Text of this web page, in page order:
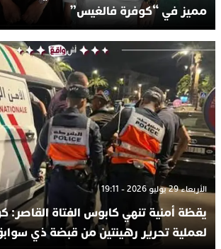
مميز في “كوفرة فالغيس”
الأربعاء 29 يوليو 2026 - 19:11
يقظة أمنية تنهي كابوس الفتاة القاصر:
لعملية تحرير رهينتين من قبضة ذي